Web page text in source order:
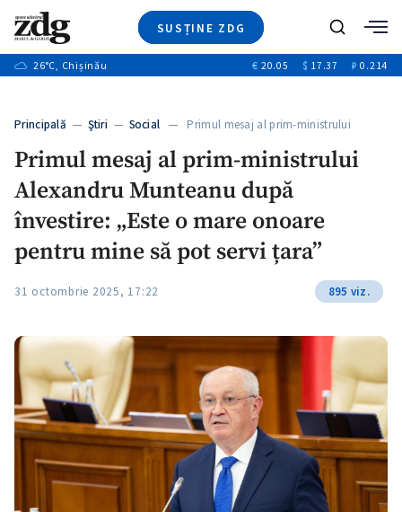
SUSȚINE ZDG
Ştiri
+9
Video
Special
+1
Blog
Caută
26°C, Chișinău € 20.05 $ 17.37 ₽ 0.214
Principală — Ştiri — Social — Primul mesaj al prim-ministrului
Primul mesaj al prim-ministrului
Alexandru Munteanu după
învestire: „Este o mare onoare
pentru mine să pot servi țara”
31 octombrie 2025, 17:22 895 viz.